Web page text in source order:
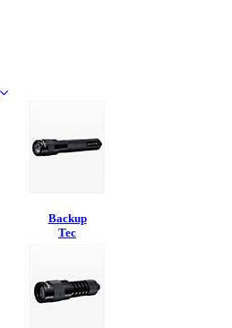
Backup
Tec